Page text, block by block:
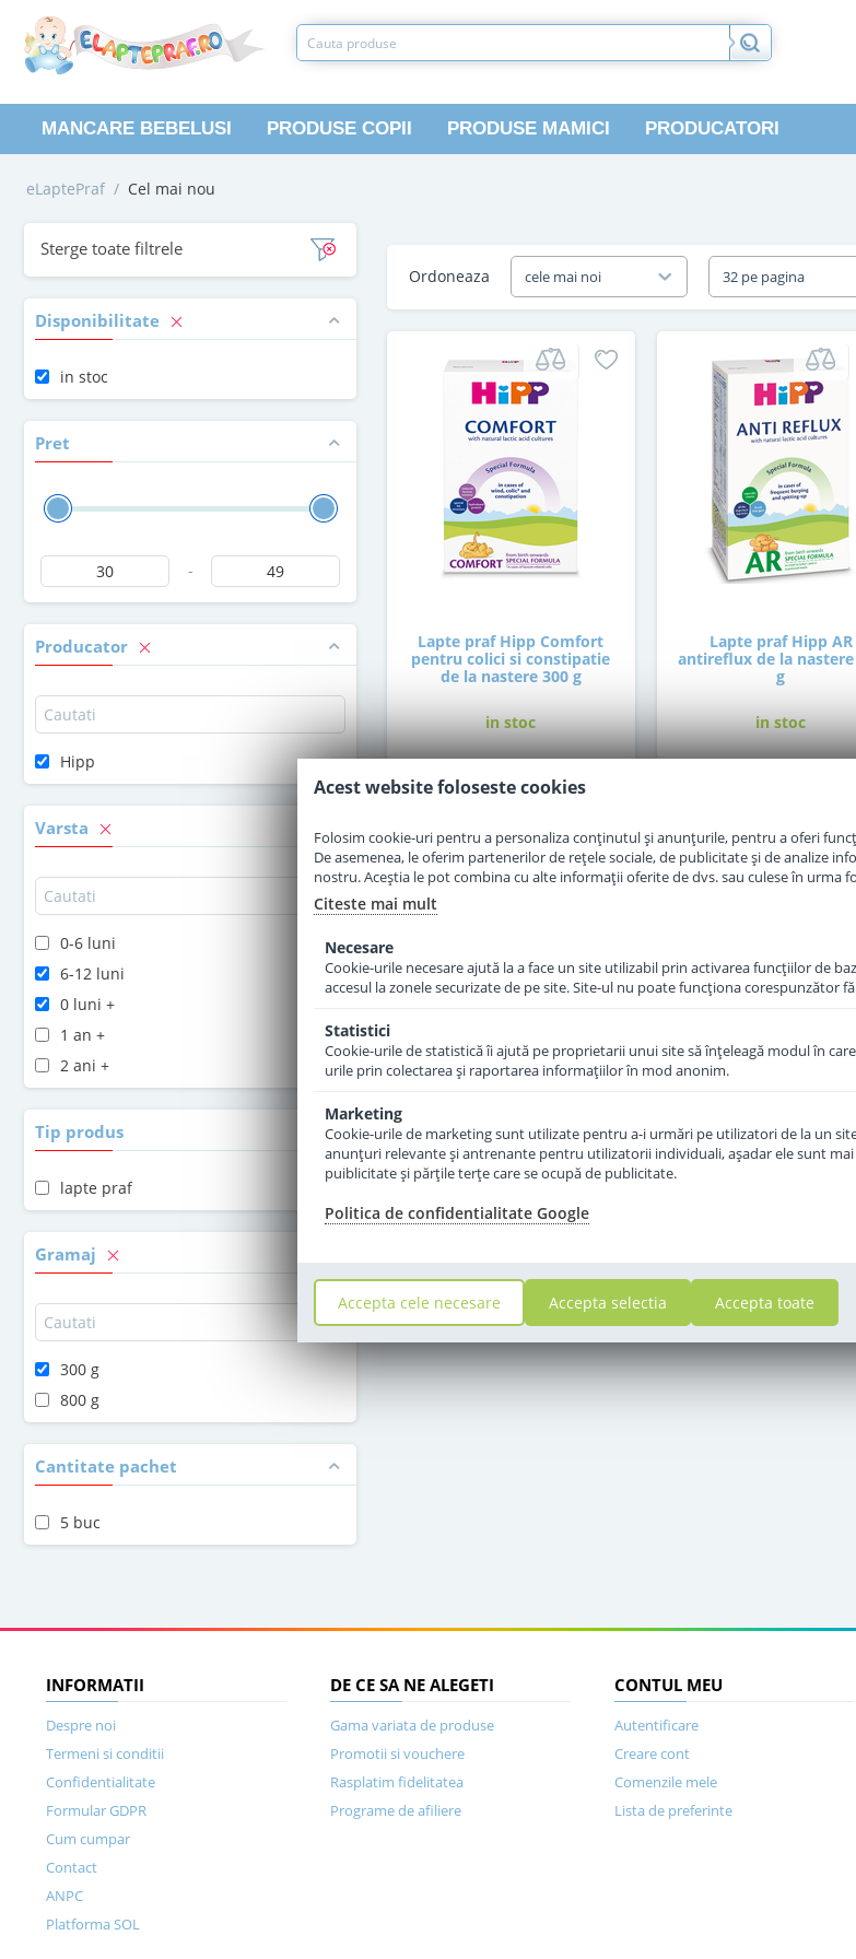
MANCARE BEBELUSI PRODUSE COPII PRODUSE MAMICI PRODUCATORI
eLaptePraf / Cel mai nou
Sterge toate filtrele
Disponibilitate
in stoc
Pret
-
Producator
Hipp
Varsta
0-6 luni
6-12 luni
0 luni +
1 an +
2 ani +
Tip produs
lapte praf
Gramaj
300 g
800 g
Cantitate pachet
5 buc
Ordoneaza cele mai noi 32 pe pagina
Lapte praf Hipp Comfort
pentru colici si constipatie
de la nastere 300 g
in stoc
47,50 Lei
Adauga in cos
Lapte praf Hipp AR
antireflux de la nastere
g
in stoc
Adauga in
INFORMATII
Despre noi
Termeni si conditii
Confidentialitate
Formular GDPR
Cum cumpar
Contact
ANPC
Platforma SOL
DE CE SA NE ALEGETI
Gama variata de produse
Promotii si vouchere
Rasplatim fidelitatea
Programe de afiliere
CONTUL MEU
Autentificare
Creare cont
Comenzile mele
Lista de preferinte
Acest website foloseste cookies
Folosim cookie-uri pentru a personaliza conținutul și anunțurile, pentru a oferi
De asemenea, le oferim partenerilor de rețele sociale, de publicitate și de analize
nostru. Aceștia le pot combina cu alte informații oferite de dvs. sau culese în urma
Citeste mai mult
Necesare
Cookie-urile necesare ajută la a face un site utilizabil prin activarea funcţiilor de
accesul la zonele securizate de pe site. Site-ul nu poate funcţiona corespunzător
Statistici
Cookie-urile de statistică îi ajută pe proprietarii unui site să înţeleagă modul în
urile prin colectarea şi raportarea informaţiilor în mod anonim.
Marketing
Cookie-urile de marketing sunt utilizate pentru a-i urmări pe utilizatori de la un
anunţuri relevante şi antrenante pentru utilizatorii individuali, aşadar ele sunt
puiblicitate şi părţile terţe care se ocupă de publicitate.
Politica de confidentialitate Google
Accepta cele necesare Accepta selectia Accepta toate